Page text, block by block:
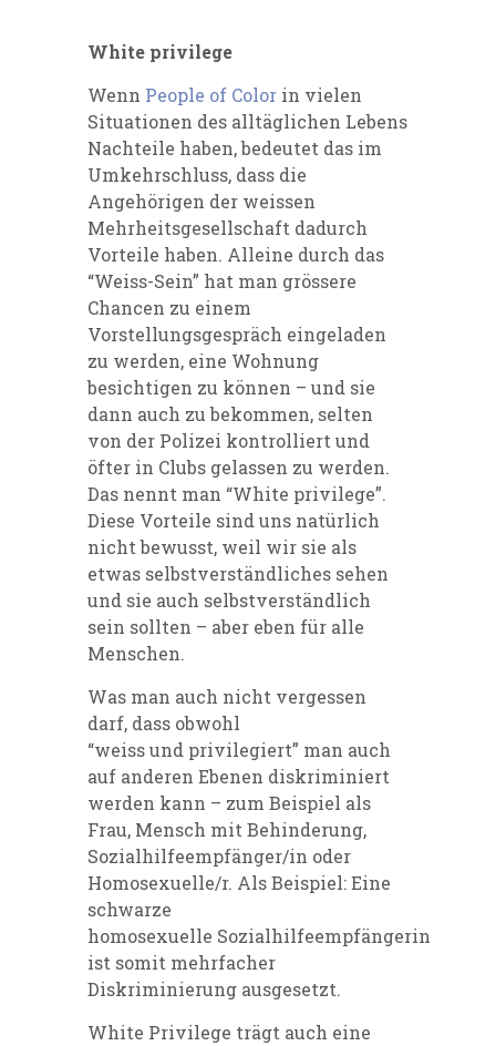
White privilege
Wenn People of Color in vielen
Situationen des alltäglichen Lebens
Nachteile haben,bedeutet das im
Umkehrschluss, dass die
Angehörigen der weissen
Mehrheitsgesellschaft dadurch
Vorteile haben. Alleine durch das
“Weiss-Sein” hat man grössere
Chancen zu einem
Vorstellungsgespräch eingeladen
zu werden, eine Wohnung
besichtigen zu können – und sie
dann auch zu bekommen, selten
von der Polizei kontrolliert und
öfter in Clubs gelassen zu werden.
Das nennt man “White privilege”.
Diese Vorteile sind uns natürlich
nicht bewusst, weil wir sie als
etwas selbstverständliches sehen
und sie auch selbstverständlich
sein sollten – aber eben für alle
Menschen.
Was man auch nicht vergessen
darf, dass obwohl
“weissund privilegiert” man auch
auf anderen Ebenen diskriminiert
werden kann – zum Beispiel als
Frau, Mensch mit Behinderung,
Sozialhilfeempfänger/in oder
Homosexuelle/r. Als Beispiel: Eine
schwarze
homosexuelle Sozialhilfeempfängerin
ist somit mehrfacher
Diskriminierung ausgesetzt.
White Privilege trägt auch eine